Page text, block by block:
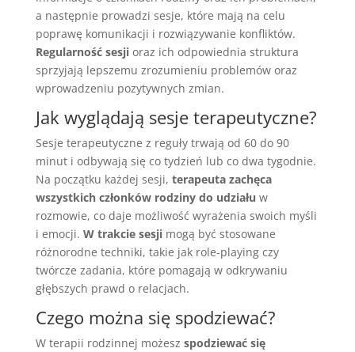
a następnie prowadzi sesje, które mają na celu
poprawę komunikacji i rozwiązywanie konfliktów.
Regularność sesjioraz ich odpowiednia struktura
sprzyjają lepszemu zrozumieniu problemów oraz
wprowadzeniu pozytywnych zmian.
Jak wyglądają sesje terapeutyczne?
Sesje terapeutyczne z reguły trwają od 60 do 90
minut i odbywają się co tydzień lub co dwa tygodnie.
Na początku każdej sesji, terapeuta zachęca
wszystkich członków rodziny do udziału w
rozmowie, co daje możliwość wyrażenia swoich myśli
i emocji. W trakcie sesjimogą być stosowane
różnorodne techniki, takie jak role-playing czy
twórcze zadania, które pomagają w odkrywaniu
głębszych prawd o relacjach.
Czego można się spodziewać?
W terapii rodzinnej możesz spodziewać się